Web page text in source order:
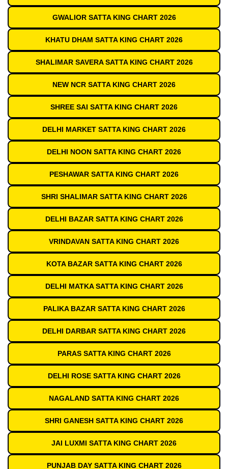
GWALIOR SATTA KING CHART 2026
KHATU DHAM SATTA KING CHART 2026
SHALIMAR SAVERA SATTA KING CHART 2026
NEW NCR SATTA KING CHART 2026
SHREE SAI SATTA KING CHART 2026
DELHI MARKET SATTA KING CHART 2026
DELHI NOON SATTA KING CHART 2026
PESHAWAR SATTA KING CHART 2026
SHRI SHALIMAR SATTA KING CHART 2026
DELHI BAZAR SATTA KING CHART 2026
VRINDAVAN SATTA KING CHART 2026
KOTA BAZAR SATTA KING CHART 2026
DELHI MATKA SATTA KING CHART 2026
PALIKA BAZAR SATTA KING CHART 2026
DELHI DARBAR SATTA KING CHART 2026
PARAS SATTA KING CHART 2026
DELHI ROSE SATTA KING CHART 2026
NAGALAND SATTA KING CHART 2026
SHRI GANESH SATTA KING CHART 2026
JAI LUXMI SATTA KING CHART 2026
PUNJAB DAY SATTA KING CHART 2026